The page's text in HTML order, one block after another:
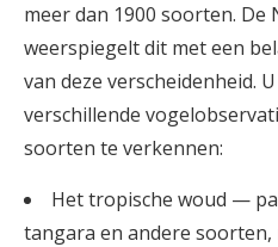
meer dan 1900 soorten. De
weerspiegelt dit met een
van deze verscheidenheid.
verschillende
soorten te verkennen:
Het tropische woud —
tangara en andere